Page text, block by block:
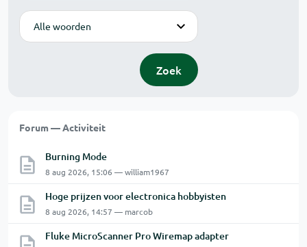
Modus
Zoek
Forum — Activiteit
Burning Mode
8 aug 2026, 15:06 — william1967
Hoge prijzen voor electronica hobbyisten
8 aug 2026, 14:57 — marcob
Fluke MicroScanner Pro Wiremap adapter